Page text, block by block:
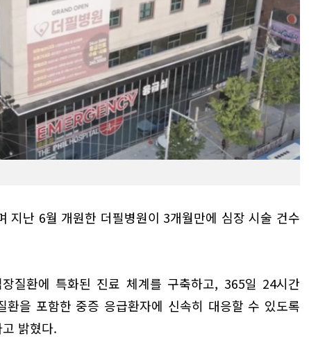
지난 6월 개원한 더필병원이 3개월만에 심장 시술 건수
질환에 특화된 진료 체계를 구축하고, 365일 24시간
환을 포함한 중증 응급환자에 신속히 대응할 수 있도록
밝혔다.